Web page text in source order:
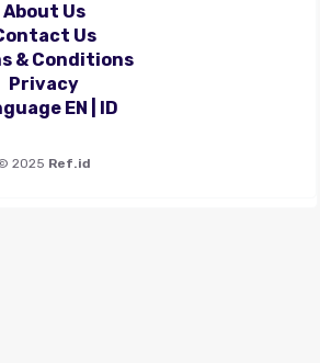
About Us
Us
& Conditions
Privacy
EN ID
2025 Ref.id